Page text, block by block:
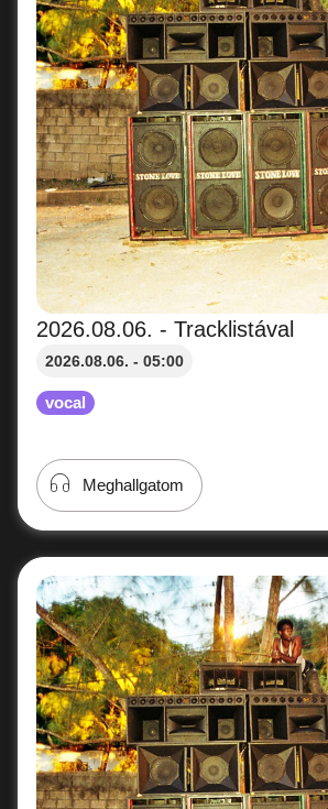
2026.08.06. - Tracklistával
2026.08.06. - 05:00
vocal
Meghallgatom